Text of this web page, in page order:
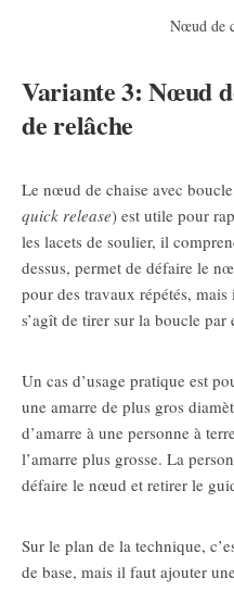
Nœud de
Variante 3: Nœud
de relâche
Le nœud de chaise avec
quick release) est utile pour
les lacets de soulier, il
dessus, permet de défaire le
pour des travaux répétés,
s’agît de tirer sur la boucle par
Un cas d’usage pratique est
une amarre de plus gros
d’amarre à une personne à
l’amarre plus grosse. La
défaire le nœud et retirer le
Sur le plan de la technique,
de base, mais il faut ajouter